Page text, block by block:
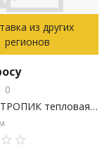
из других
регионов
0
Т109Е15 ТРОПИК тепловая завеса, электрическая